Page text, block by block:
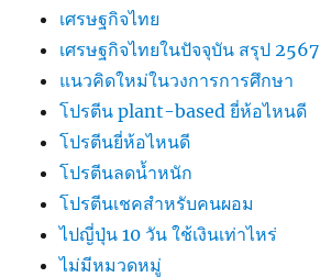
เศรษฐกิจไทย
เศรษฐกิจไทยในปัจจุบัน สรุป 2567
แนวคิดใหม่ในวงการการศึกษา
โปรตีน plant-based ยี่ห้อไหนดี
โปรตีนยี่ห้อไหนดี
โปรตีนลดน้ำหนัก
โปรตีนเชคสำหรับคนผอม
ไปญี่ปุ่น 10 วัน ใช้เงินเท่าไหร่
ไม่มีหมวดหมู่